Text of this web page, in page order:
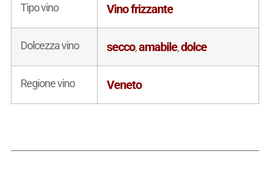
Tipo vino Vino frizzante
Dolcezza vino secco,amabile,dolce
Regione vino Veneto